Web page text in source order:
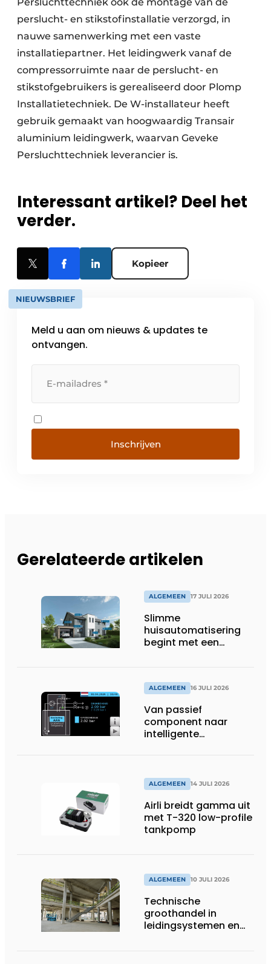
perslucht- en stikstofinstallatie verzorgd, in
nauwe samenwerking met een vaste
installatiepartner. Het leidingwerk vanaf de
compressorruimte naar de perslucht- en
stikstofgebruikers is gerealiseerd door Plomp
Installatietechniek. De W-installateur heeft
gebruik gemaakt van hoogwaardig Transair
aluminium leidingwerk, waarvan Geveke
Persluchttechniek leverancier is.
Interessant artikel? Deel het
verder.
Kopieer
NIEUWSBRIEF
Meld u aan om nieuws & updates te
ontvangen.
Inschrijven
Gerelateerde artikelen
ALGEMEEN 17 JULI 2026
Slimme
huisautomatisering
begint met een
ALGEMEEN 16 JULI 2026
Van passief
component naar
intelligente
systemen
ALGEMEEN 14 JULI 2026
Airli breidt gamma uit
met T-320 low-profile
tankpomp
ALGEMEEN 10 JULI 2026
Technische
groothandel in
leidingsystemen en